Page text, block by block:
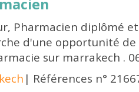
Pharmacien diplômé
d'une opportunité
sur marrakech .
| Références n°